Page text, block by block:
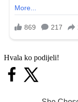
Hvala ko podijeli!